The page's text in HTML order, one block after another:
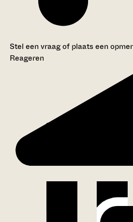
Stel een vraag of plaats een
Reageren